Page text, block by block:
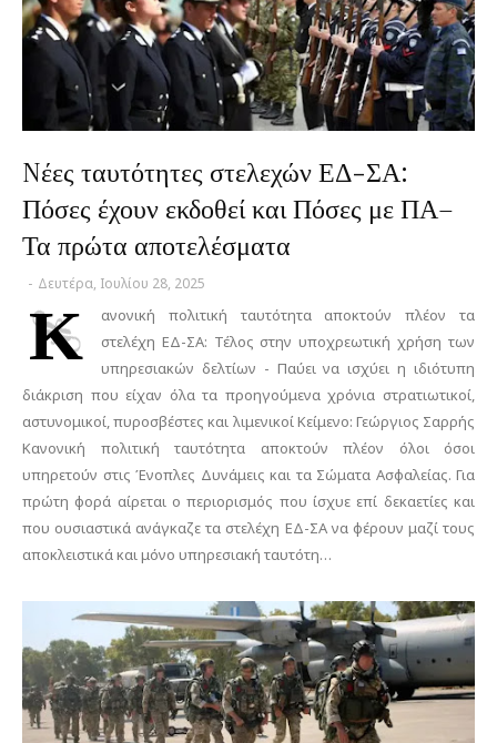
Nέες ταυτότητες στελεχών ΕΔ-ΣΑ:
Πόσες έχουν εκδοθεί και Πόσες με ΠΑ–
Τα πρώτα αποτελέσματα
- Δευτέρα, Ιουλίου 28, 2025
Κ
ανονική πολιτική ταυτότητα αποκτούν πλέον τα
στελέχη ΕΔ-ΣΑ: Τέλος στην υποχρεωτική χρήση των
υπηρεσιακών δελτίων - Παύει να ισχύει η ιδιότυπη
διάκριση που είχαν όλα τα προηγούμενα χρόνια στρατιωτικοί,
αστυνομικοί, πυροσβέστες και λιμενικοί Κείμενο: Γεώργιος Σαρρής
Κανονική πολιτική ταυτότητα αποκτούν πλέον όλοι όσοι
υπηρετούν στις Ένοπλες Δυνάμεις και τα Σώματα Ασφαλείας. Για
πρώτη φορά αίρεται ο περιορισμός που ίσχυε επί δεκαετίες και
που ουσιαστικά ανάγκαζε τα στελέχη ΕΔ-ΣΑ να φέρουν μαζί τους
αποκλειστικά και μόνο υπηρεσιακή ταυτότη…